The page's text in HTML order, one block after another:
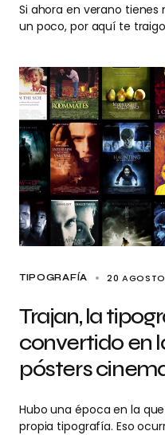
Si ahora en verano
un poco, por aquí te
TIPOGRAFÍA 20
Trajan, la
convertido en
pósters
Hubo una época en la
propia tipografía. Eso